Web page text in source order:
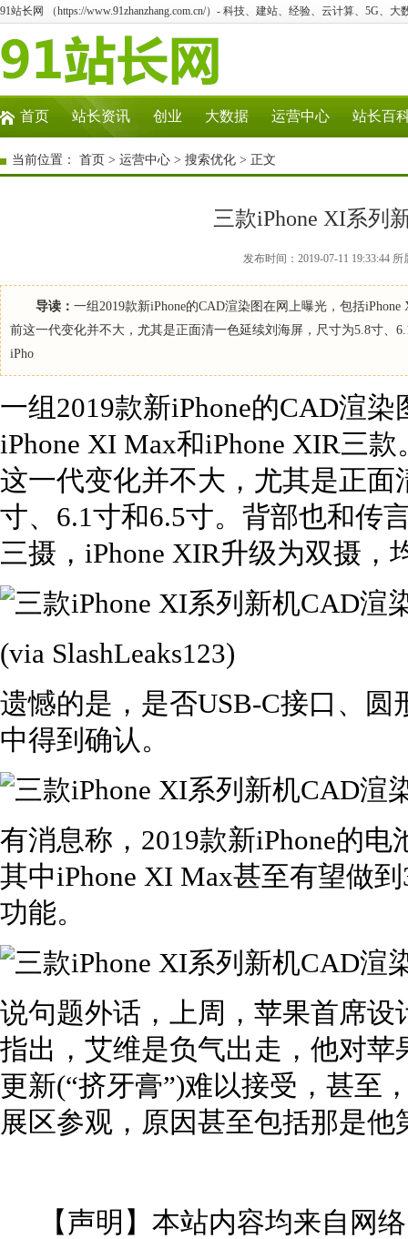
91站长网 （https://www.91zhanzhang.com.cn/）- 科技、建站、经验、云计算、5G、大
首页 站长资讯 创业 大数据 运营中心 站长百
当前位置： 首页 > 运营中心 > 搜索优化 > 正文
三款iPhone XI系列
发布时间：2019-07-11 19:33:44
导读： 一组2019款新iPhone的CAD渲染图在网上曝光，包括
前这一代变化并不大，尤其是正面清一色延续刘海屏，尺寸为5.8寸、
iPho
一组2019款新iPhone的CAD渲
iPhone XI Max和iPhone XIR三
这一代变化并不大，尤其是正
寸、6.1寸和6.5寸。背部也和传
三摄，iPhone XIR升级为双摄，
(via SlashLeaks123)
遗憾的是，是否USB-C接口、
中得到确认。
有消息称，2019款新iPhone的
其中iPhone XI Max甚至有望做
功能。
说句题外话，上周，苹果首席
指出，艾维是负气出走，他对
更新(“挤牙膏”)难以接受，甚至
展区参观，原因甚至包括那是
【声明】本站内容均来自网